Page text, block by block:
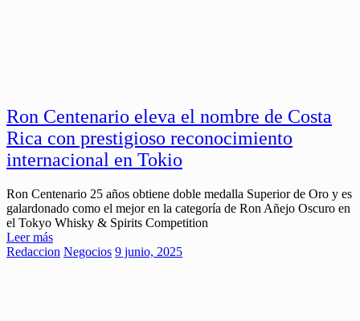
Ron Centenario eleva el nombre de Costa
Rica con prestigioso reconocimiento
internacional en Tokio
Ron Centenario 25 años obtiene doble medalla Superior de Oro y es
galardonado como el mejor en la categoría de Ron Añejo Oscuro en
el Tokyo Whisky & Spirits Competition
Leer más
Redaccion Negocios 9 junio, 2025